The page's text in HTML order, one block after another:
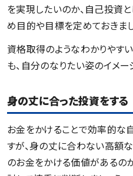
を実現したいのか、自己投資
め目的や目標を定めておきまし
資格取得のようなわかりやす
も、自分のなりたい姿のイメ
身の丈に合った投資をする
お金をかけることで効率的な
すが、身の丈に合わない高額
のお金をかける価値があるの